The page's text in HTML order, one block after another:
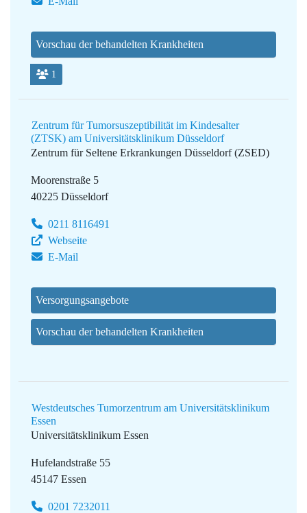
Vorschau der behandelten Krankheiten
1
Zentrum für Tumorsuszeptibilität im Kindesalter
(ZTSK) am Universitätsklinikum Düsseldorf
Zentrum für Seltene Erkrankungen Düsseldorf (ZSED)
Moorenstraße 5
40225 Düsseldorf
0211 8116491
Webseite
E-Mail
Versorgungsangebote
Vorschau der behandelten Krankheiten
Westdeutsches Tumorzentrum am Universitätsklinikum
Essen
Universitätsklinikum Essen
Hufelandstraße 55
45147 Essen
0201 7232011